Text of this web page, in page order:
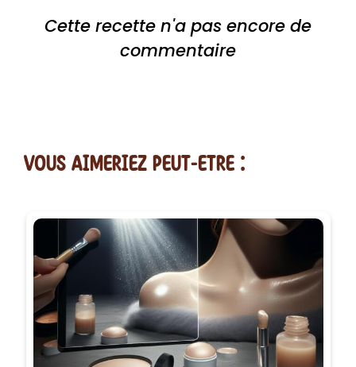
Cette recette n'a pas encore de
commentaire
vous AIMERiEZ PEUT-ETRE :